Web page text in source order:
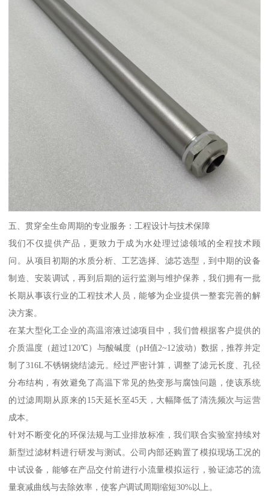
五、贯穿全生命周期的专业服务：工程设计与技术保障
我们不仅提供产品，更致力于成为水处理过滤领域的全程技术顾
问。从项目初期的水质分析、工艺选择、滤芯选型，到中期的设备
制造、安装调试，再到后期的运行监测与维护保养，我们拥有一批
长期从事该行业的工程技术人员，能够为企业提供一整套完善的解
决方案。
在某大型化工企业的高温溶液过滤项目中，我们曾根据客户提供的
介质温度（超过120℃）与酸碱度（pH值2~12波动）数据，推荐并定
制了316L不锈钢烧结滤元。经过严密计算，调整了滤元长度、孔径
分布结构，有效避免了高温下常见的热变形与腐蚀问题，使该系统
的过滤周期从原来的15天延长至45天，大幅降低了清洗频次与运营
成本。
针对不断变化的环保法规与工业排放标准，我们联合实验室持续对
新型过滤材料进行研发与测试。公司内部还购置了模拟现场工况的
中试设备，能够在产品交付前进行小流量模拟运行，验证滤芯的流
量衰减曲线与去除效率，使客户调试周期缩短30%以上。